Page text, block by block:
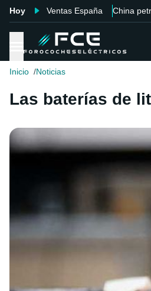
Hoy Ventas España China
Inicio Noticias
Las baterías de